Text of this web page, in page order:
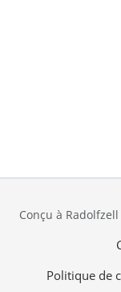
Conçu à
Politique de